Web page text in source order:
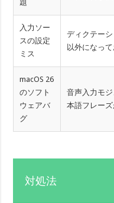
題
入力ソー
スの設定
ミス
ディクテー
以外になっ
macOS 26
のソフト
ウェアバ
グ
音声入力モ
本語フレー
対処法